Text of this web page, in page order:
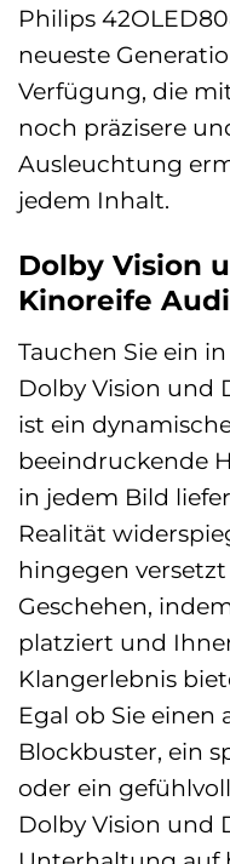
Philips
neueste
Verfügung, die
noch präzisere
Ausleuchtung
jedem Inhalt.
Dolby Vision
Kinoreife
Tauchen Sie ein
Dolby Vision und
ist ein
beeindruckende
in jedem Bild
Realität
hingegen
Geschehen,
platziert und
Klangerlebnis
Egal ob Sie einen
Blockbuster, ein
oder ein
Dolby Vision und